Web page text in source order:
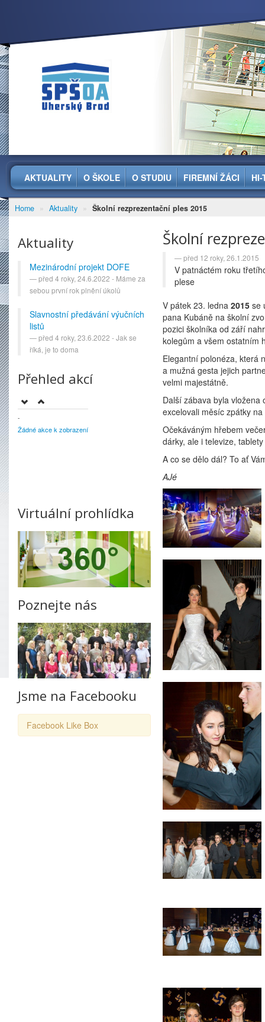
AKTUALITY O ŠKOLE O STUDIU FIREMNÍ ŽÁCI HI-
Home » Aktuality » Školní rezprezentační ples 2015
Aktuality
Mezinárodní projekt DOFE
před 4 roky, 24.6.2022 - Máme za
sebou první rok plnění úkolů
Slavnostní předávání výučních
listů
před 4 roky, 23.6.2022 - Jak se
říká, je to doma
Přehled akcí
-
Žádné akce k zobrazení
Virtuální prohlídka
Poznejte nás
Jsme na Facebooku
Facebook Like Box
Školní
před 12 roky, 26.1.2015
V patnáctém roku
plese
V pátek 23. ledna2015 se
pana Kubáně na školní
pozici školníka od září
kolegům a všem ostatním
Elegantní polonéza, která
a mužná gesta jejich
velmi majestátně.
Další zábava byla
excelovali měsíc zpátky
Očekáváným hřebem
dárky, ale i televize,
A co se dělo dál? To ať
AJé